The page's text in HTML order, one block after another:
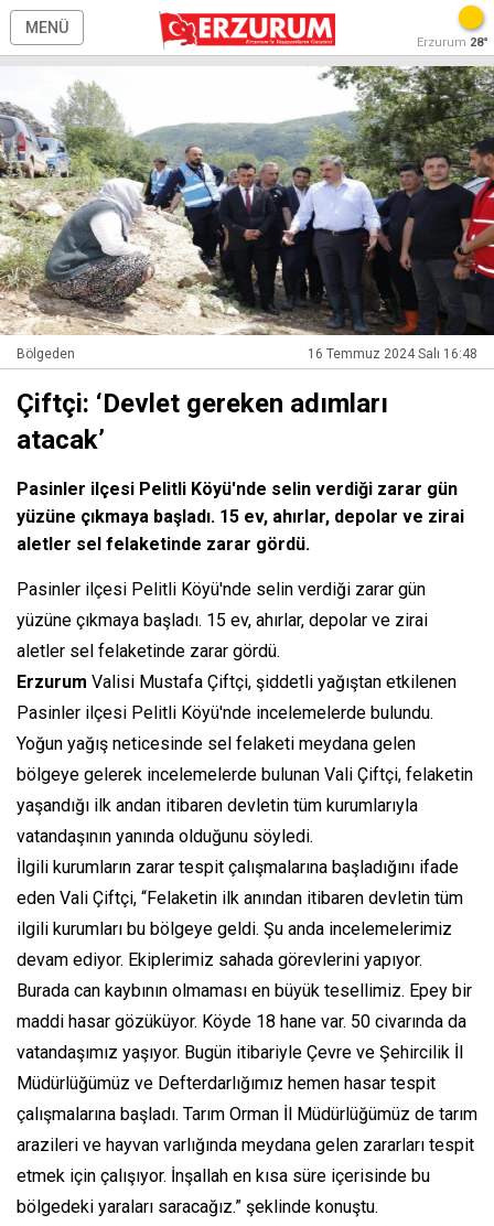
MENÜ
Erzurum 28°
Bölgeden 16 Temmuz 2024 Salı 16:48
Çiftçi: ‘Devlet gereken adımları
atacak’
Pasinler ilçesi Pelitli Köyü'nde selin verdiği zarar gün
yüzüne çıkmaya başladı. 15 ev, ahırlar, depolar ve zirai
aletler sel felaketinde zarar gördü.
Pasinler ilçesi Pelitli Köyü'nde selin verdiği zarar gün
yüzüne çıkmaya başladı. 15 ev, ahırlar, depolar ve zirai
aletler sel felaketinde zarar gördü.
Erzurum Valisi Mustafa Çiftçi, şiddetli yağıştan etkilenen
Pasinler ilçesi Pelitli Köyü'nde incelemelerde bulundu.
Yoğun yağış neticesinde sel felaketi meydana gelen
bölgeye gelerek incelemelerde bulunan Vali Çiftçi, felaketin
yaşandığı ilk andan itibaren devletin tüm kurumlarıyla
vatandaşının yanında olduğunu söyledi.
İlgili kurumların zarar tespit çalışmalarına başladığını ifade
eden Vali Çiftçi, “Felaketin ilk anından itibaren devletin tüm
ilgili kurumları bu bölgeye geldi. Şu anda incelemelerimiz
devam ediyor. Ekiplerimiz sahada görevlerini yapıyor.
Burada can kaybının olmaması en büyük tesellimiz. Epey bir
maddi hasar gözüküyor. Köyde 18 hane var. 50 civarında da
vatandaşımız yaşıyor. Bugün itibariyle Çevre ve Şehircilik İl
Müdürlüğümüz ve Defterdarlığımız hemen hasar tespit
çalışmalarına başladı. Tarım Orman İl Müdürlüğümüz de tarım
arazileri ve hayvan varlığında meydana gelen zararları tespit
etmek için çalışıyor. İnşallah en kısa süre içerisinde bu
bölgedeki yaraları saracağız.” şeklinde konuştu.